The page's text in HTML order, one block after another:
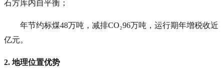
石方库内自平衡；
年节约标煤48万吨，减排CO₂96万吨，运行期年增税收近
亿元。
2. 地理位置优势